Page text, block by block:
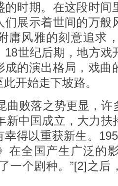
的时期。在这段时间
们展示着世间的万般
庸风雅的刻意追求
18世纪后期，地方戏
成的演出格局，戏曲
开始走下坡路。
曲败落之势更显，
新中国成立，大力扶
幸得以重获新生。
在全国产生广泛的
一个剧种。”[2]之后